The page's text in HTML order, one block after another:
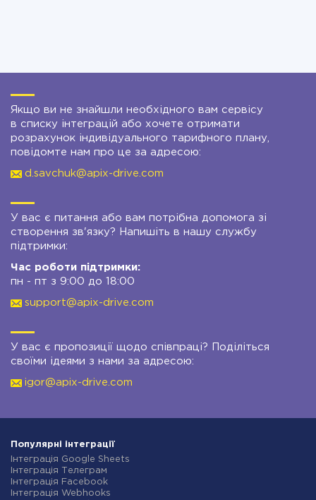
Якщо ви не знайшли необхідного вам сервісу
в списку інтеграцій або хочете отримати
розрахунок індивідуального тарифного плану,
повідомте нам про це за адресою:
d.savchuk@apix-drive.com
У вас є питання або вам потрібна допомога зі
створення зв'язку? Напишіть в нашу службу
підтримки:
Час роботи підтримки:
пн - пт з 9:00 до 18:00
support@apix-drive.com
У вас є пропозиції щодо співпраці? Поділіться
своїми ідеями з нами за адресою:
igor@apix-drive.com
Популярні інтеграції
Інтеграція Google Sheets
Інтеграція Телеграм
Інтеграція Facebook
Інтеграція Webhooks